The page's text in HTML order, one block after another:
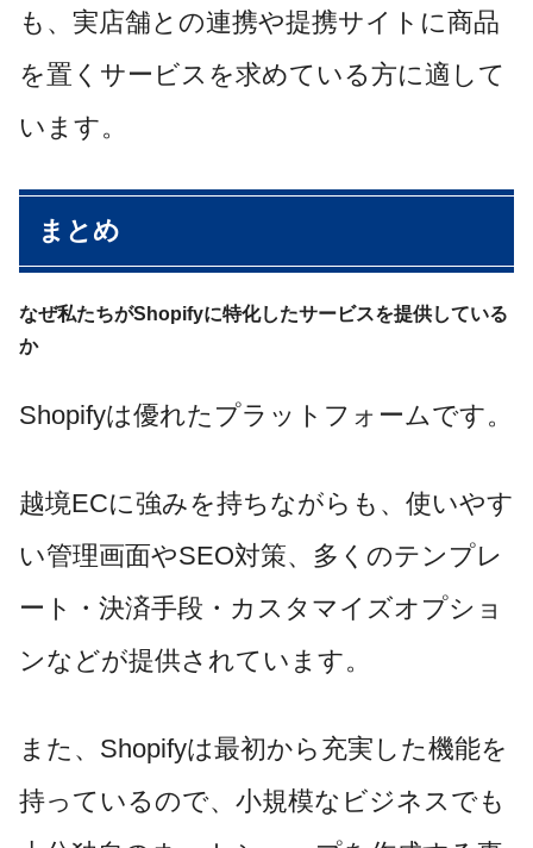
も、実店舗との連携や提携サイトに商品
を置くサービスを求めている方に適して
います。
まとめ
なぜ私たちがShopifyに特化したサービスを提供している
か
Shopifyは優れたプラットフォームです。
越境ECに強みを持ちながらも、使いやす
い管理画面やSEO対策、多くのテンプレ
ート・決済手段・カスタマイズオプショ
ンなどが提供されています。
また、Shopifyは最初から充実した機能を
持っているので、小規模なビジネスでも